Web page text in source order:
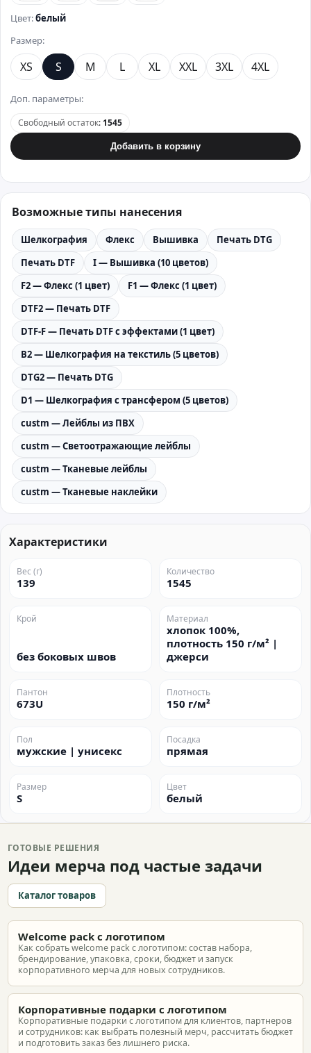
Цвет:белый
Размер:
XS S M L XL XXL 3XL 4XL
Доп. параметры:
Свободный остаток: 1545
Добавить в корзину
Возможные типы нанесения
Шелкография Флекс Вышивка
Печать DTG
Печать DTF
I — Вышивка (10 цветов)
F2 — Флекс (1 цвет)
F1 — Флекс (1 цвет)
DTF2 — Печать DTF
DTF-F — Печать DTF с эффектами (1 цвет)
B2 — Шелкография на текстиль (5 цветов)
DTG2 — Печать DTG
D1 — Шелкография с трансфером (5 цветов)
custm — Лейблы из ПВХ
custm — Светоотражающие лейблы
custm — Тканевые лейблы
custm — Тканевые наклейки
Характеристики
Вес (г)
139
Количество
1545
Крой
без боковых швов
Материал
хлопок 100%,
плотность 150 г/м² |
джерси
Пантон
673U
Плотность
150 г/м²
Пол
мужские | унисекс
Посадка
прямая
Размер
S
Цвет
белый
ГОТОВЫЕ РЕШЕНИЯ
Идеи мерча под частые задачи
Каталог товаров
Welcome pack с логотипом
Как собрать welcome pack с логотипом: состав набора,
брендирование, упаковка, сроки, бюджет и запуск
корпоративного мерча для новых сотрудников.
Корпоративные подарки с логотипом
Корпоративные подарки с логотипом для клиентов, партнеров
и сотрудников: как выбрать полезный мерч, рассчитать бюджет
и подготовить заказ без лишнего риска.